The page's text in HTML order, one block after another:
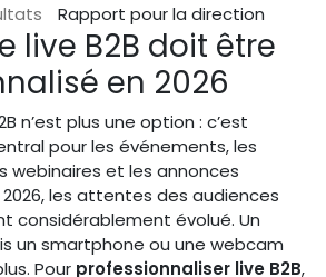
Rapport pour la direction
live B2B doit être
en 2026
n’est plus une option : c’est
pour les événements, les
webinaires et les annonces
les attentes des audiences
considérablement évolué. Un
un smartphone ou une webcam
Pour professionnaliser live B2B,